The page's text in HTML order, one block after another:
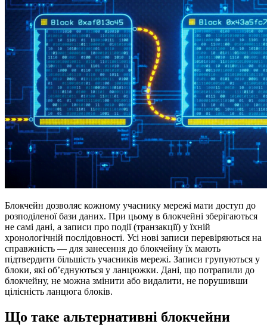
Блокчейн дозволяє кожному учаснику мережі мати доступ до
розподіленої бази даних. При цьому в блокчейні зберігаються
не самі дані, а записи про події (транзакції) у їхній
хронологічній послідовності. Усі нові записи перевіряються на
справжність — для занесення до блокчейну їх мають
підтвердити більшість учасників мережі. Записи групуються у
блоки, які об’єднуються у ланцюжки. Дані, що потрапили до
блокчейну, не можна змінити або видалити, не порушивши
цілісність ланцюга блоків.
Що таке альтернативні блокчейни